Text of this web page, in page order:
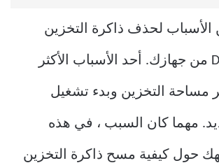
الأسباب لحذف ذاكرة التخزين
المؤقت Discord من جهازك. أحد الأسباب الأكثر
مساحة التخزين وبدء تشغيل
مهما كان السبب ، في هذه
حول كيفية مسح ذاكرة التخزين